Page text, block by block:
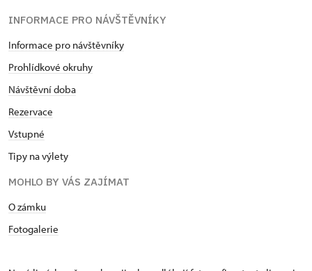
INFORMACE PRO NÁVŠTĚVNÍKY
Informace pro návštěvníky
Prohlídkové okruhy
Návštěvní doba
Rezervace
Vstupné
Tipy na výlety
MOHLO BY VÁS ZAJÍMAT
O zámku
Fotogalerie